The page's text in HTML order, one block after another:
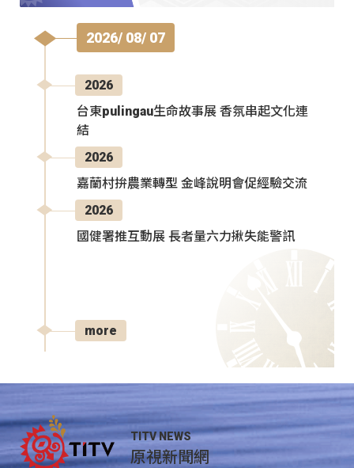
2026/ 08/ 07
2026
台東pulingau生命故事展 香氛串起文化連
結
2026
嘉蘭村拚農業轉型 金峰說明會促經驗交流
2026
國健署推互動展 長者量六力揪失能警訊
more
TITV NEWS
原視新聞網